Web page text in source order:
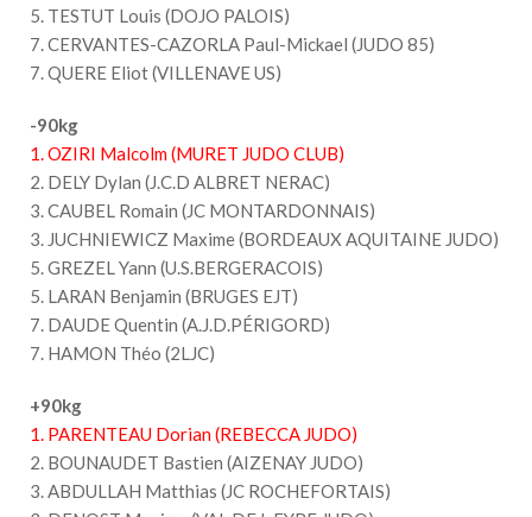
5. TESTUT Louis (DOJO PALOIS)
7. CERVANTES-CAZORLA Paul-Mickael (JUDO 85)
7. QUERE Eliot (VILLENAVE US)
-90kg
1. OZIRI Malcolm (MURET JUDO CLUB)
2. DELY Dylan (J.C.D ALBRET NERAC)
3. CAUBEL Romain (JC MONTARDONNAIS)
3. JUCHNIEWICZ Maxime (BORDEAUX AQUITAINE JUDO)
5. GREZEL Yann (U.S.BERGERACOIS)
5. LARAN Benjamin (BRUGES EJT)
7. DAUDE Quentin (A.J.D.PÉRIGORD)
7. HAMON Théo (2LJC)
+90kg
1. PARENTEAU Dorian (REBECCA JUDO)
2. BOUNAUDET Bastien (AIZENAY JUDO)
3. ABDULLAH Matthias (JC ROCHEFORTAIS)